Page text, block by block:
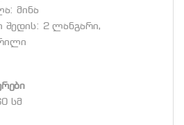
მინა
შედის: 2 ლანგარი,
სმ